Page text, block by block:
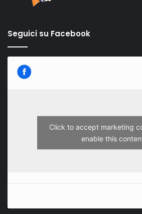
Seguici su Facebook
Click to accept marketing
enable this